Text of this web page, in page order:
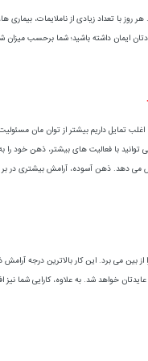
با تعداد زیادی از ناملایمات، بیماری
ایمان داشته باشید؛ شما برحسب
تمایل داریم بیشتر از توان مان
توانید با فعالیت های بیشتر، ذهن خود
دهد. ذهن آسوده، آرامش بیشتری در
خواهد شد. به علاوه، کارایی شما